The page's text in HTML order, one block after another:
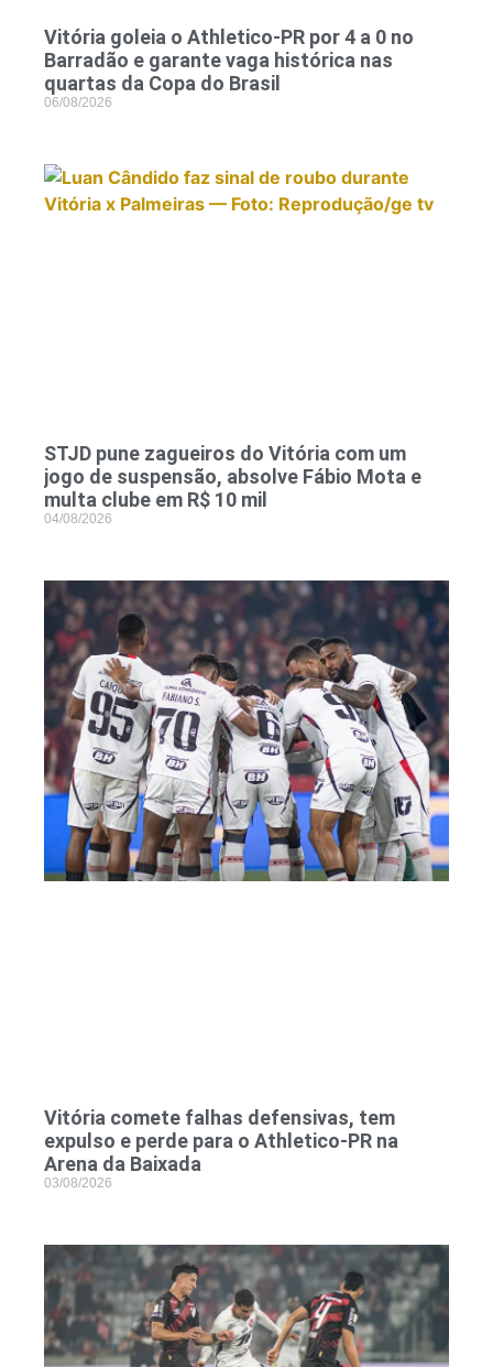
Vitória goleia o Athletico-PR por 4 a 0 no
Barradão e garante vaga histórica nas
quartas da Copa do Brasil
06/08/2026
STJD pune zagueiros do Vitória com um
jogo de suspensão, absolve Fábio Mota e
multa clube em R$ 10 mil
04/08/2026
Vitória comete falhas defensivas, tem
expulso e perde para o Athletico-PR na
Arena da Baixada
03/08/2026